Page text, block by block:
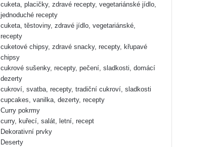
cuketa, placičky, zdravé recepty, vegetariánské jídlo,
jednoduché recepty
cuketa, těstoviny, zdravé jídlo, vegetariánské,
recepty
cuketové chipsy, zdravé snacky, recepty, křupavé
chipsy
cukrové sušenky, recepty, pečení, sladkosti, domácí
dezerty
cukroví, svatba, recepty, tradiční cukroví, sladkosti
cupcakes, vanilka, dezerty, recepty
Curry pokrmy
curry, kuřecí, salát, letní, recept
Dekorativní prvky
Deserty